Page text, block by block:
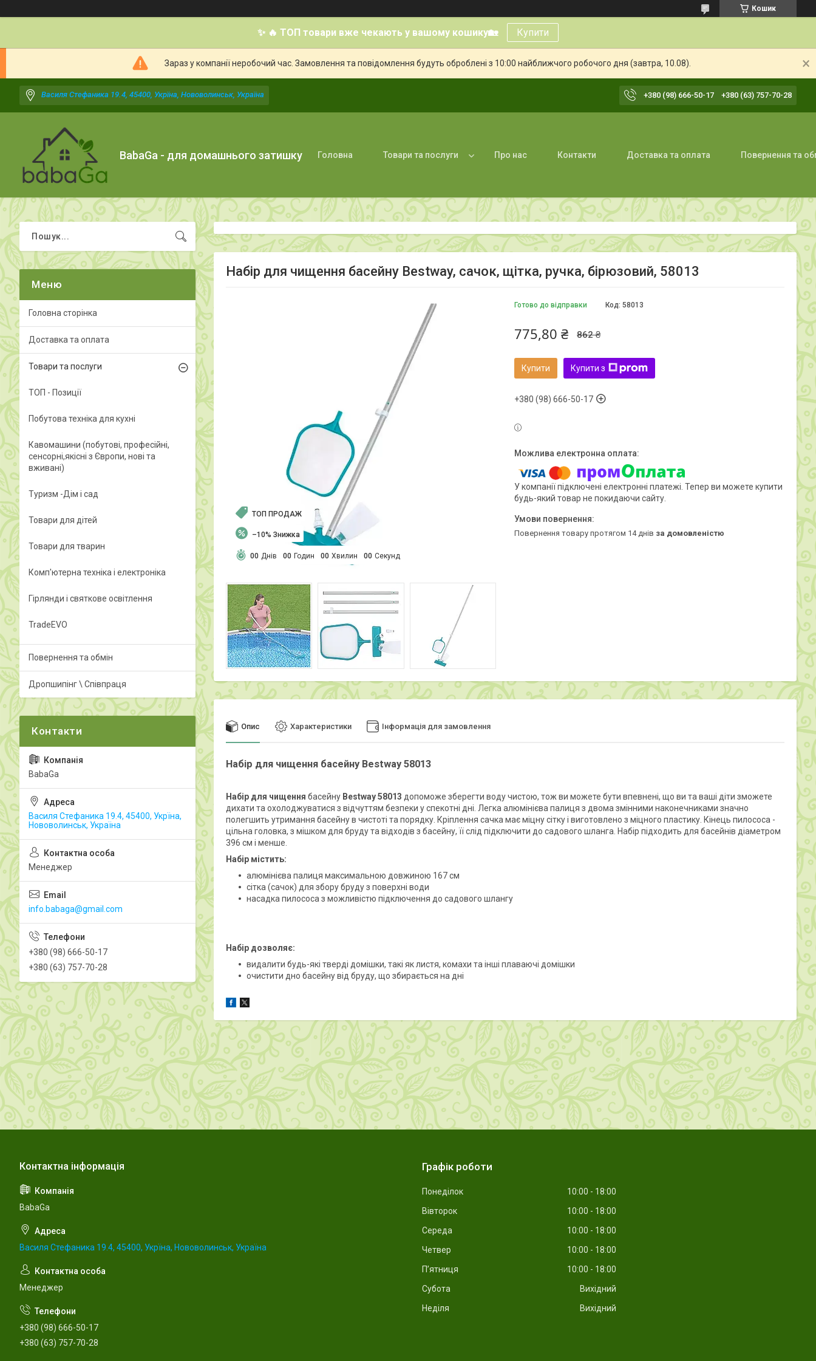
Кошик
✨ 🔥 ТОП товари вже чекають у вашому кошику🏡 Купити
Зараз у компанії неробочий час. Замовлення та повідомлення будуть оброблені з 10:00 найближчого робочого дня (завтра, 10.08).
Василя Стефаника 19.4, 45400, Укрїна, Нововолинськ, Україна +380 (98) 666-50-17 +380 (63) 757-70-28
BabaGa - для домашнього затишку Головна Товари та послуги Про нас Контакти Доставка та оплата Повернення та
Набір для чищення басейну Bestway, сачок, щітка, ручка, бірюзовий, 58013
ТОП ПРОДАЖ
–10%
00 Днів 00 Годин 00 Хвилин 00 Секунд
Готово до відправки Код: 58013
862 ₴
775,80 ₴
Купити Купити з
+380 (98) 666-50-17
У компанії підключені електронні платежі. Тепер ви можете купити
будь-який товар не покидаючи сайту.
повернення товару протягом 14 днів за домовленістю
Опис Характеристики Інформація для замовлення
Набір для чищення басейну Bestway 58013
Набір для чищення басейну Bestway 58013 допоможе зберегти воду чистою, тож ви можете бути впевнені, що ви та ваші діти зможете
дихати та охолоджуватися з відчуттям безпеки у спекотні дні. Легка алюмінієва палиця з двома змінними наконечниками значно
полегшить утримання басейну в чистоті та порядку. Кріплення сачка має міцну сітку і виготовлено з міцного пластику. Кінець пилососа -
цільна головка, з мішком для бруду та відходів з басейну, її слід підключити до садового шланга. Набір підходить для басейнів діаметром
396 см і менше.
Набір містить:
алюмінієва палиця максимальною довжиною 167 см
сітка (сачок) для збору бруду з поверхні води
насадка пилососа з можливістю підключення до садового шлангу
Набір дозволяє:
видалити будь-які тверді домішки, такі як листя, комахи та інші плаваючі домішки
очистити дно басейну від бруду, що збирається на дні
Головна сторінка
Доставка та оплата
Товари та послуги
ТОП - Позиції
Побутова техніка для кухні
Кавомашини (побутові, професійні,
сенсорні,якісні з Європи, нові та
вживані)
Туризм -Дім і сад
Товари для дітей
Товари для тварин
Комп'ютерна техніка і електроніка
Гірлянди і святкове освітлення
TradeEVO
Повернення та обмін
Дропшипінг \ Співпраця
BabaGa
Василя Стефаника 19.4, 45400, Укрїна,
Нововолинськ, Україна
Менеджер
info.babaga@gmail.com
+380 (98) 666-50-17
+380 (63) 757-70-28
BabaGa
Василя Стефаника 19.4, 45400, Укрїна, Нововолинськ, Україна
Менеджер
+380 (98) 666-50-17
+380 (63) 757-70-28
Графік роботи
Понеділок 10:00
18:00
Вівторок
10:00
18:00
Середа
10:00
18:00
Четвер
10:00
18:00
Пʼятниця
10:00
18:00
Субота
Вихідний
Неділя
Вихідний